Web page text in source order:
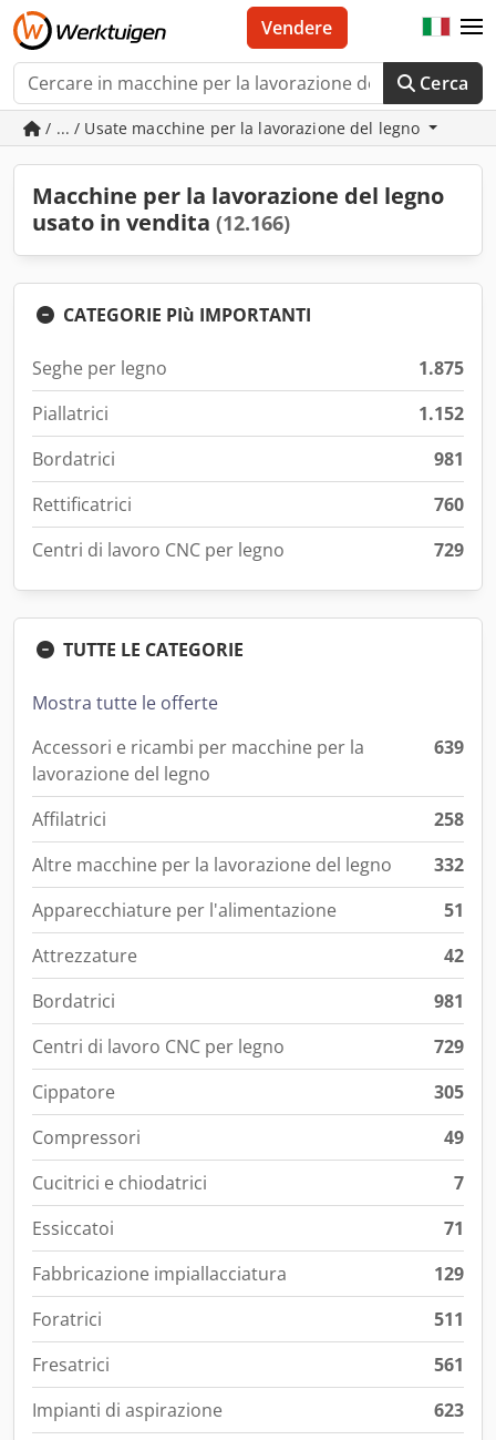
Cerca
Vendere
/ ... / Usate macchine per la lavorazione del legno
Macchine per la lavorazione del legno
usato in vendita (12.166)
CATEGORIE PIù IMPORTANTI
Seghe per legno
1.875
Piallatrici
1.152
Bordatrici
981
Rettificatrici
760
Centri di lavoro CNC per legno
729
TUTTE LE CATEGORIE
Mostra tutte le offerte
Accessori e ricambi per macchine per la
lavorazione del legno
639
Affilatrici
258
Altre macchine per la lavorazione del legno
332
Apparecchiature per l'alimentazione
51
Attrezzature
42
Bordatrici
981
Centri di lavoro CNC per legno
729
Cippatore
305
Compressori
49
Cucitrici e chiodatrici
7
Essiccatoi
71
Fabbricazione impiallacciatura
129
Foratrici
511
Fresatrici
561
Impianti di aspirazione
623